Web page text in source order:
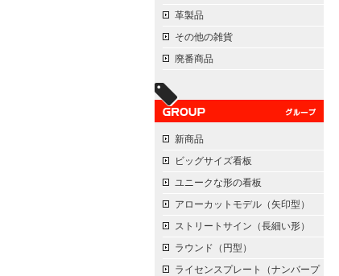
革製品
その他の雑貨
廃番商品
新商品
ビッグサイズ看板
ユニークな形の看板
アローカットモデル（矢印型）
ストリートサイン（長細い形）
ラウンド（円型）
ライセンスプレート（ナンバープ